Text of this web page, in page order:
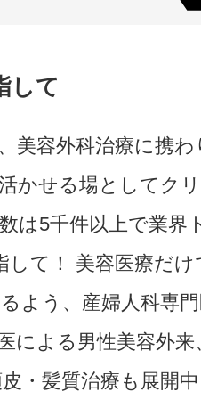
して
美容外科治療に携
かせる場としてク
は5千件以上で業界
して！ 美容医療だ
よう、産婦人科専
による男性美容外
・髪質治療も展開